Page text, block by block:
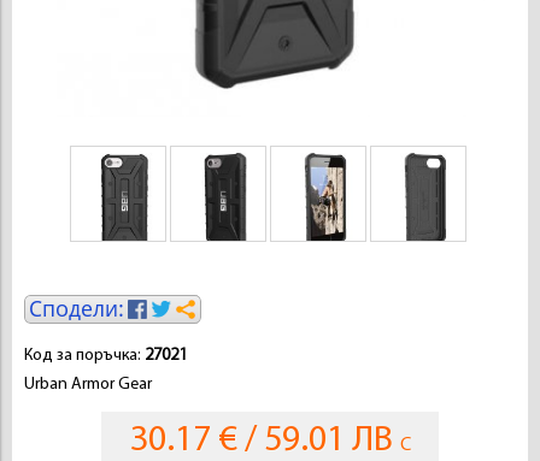
Код за поръчка: 27021
Urban Armor Gear
30.17 € / 59.01 ЛВ С